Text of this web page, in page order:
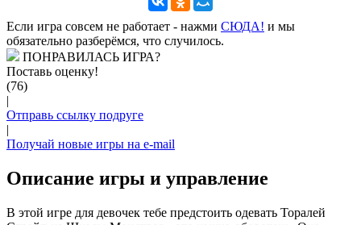
Если игра совсем не работает - нажми CЮДА! и мы
обязательно разберёмся, что случилось.
ПОНРАВИЛАСЬ ИГРА?
Поставь оценку!
(76)
|
Отправь ссылку подруге
|
Получай новые игры на e-mail
Описание игры и управление
В этой игре для девочек тебе предстоить одевать Торалей